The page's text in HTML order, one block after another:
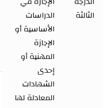
الثالثة
الدراسات
الأساسية أو
الإجازة
المهنية أو
إحدى
الشهادات
المعادلة لها